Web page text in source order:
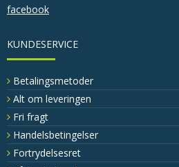
facebook
KUNDESERVICE
Betalingsmetoder
Alt om leveringen
Fri fragt
Handelsbetingelser
Fortrydelsesret